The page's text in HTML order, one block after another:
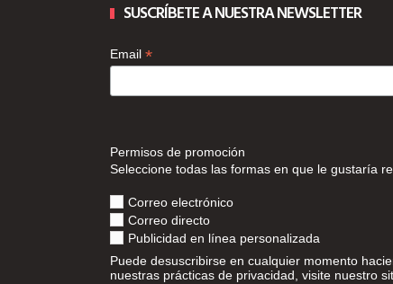
SUSCRÍBETE A NUESTRA NEWSLETTER
Email*
Permisos de promoción
Seleccione todas las formas en que le gustaría
Correo electrónico
Correo directo
Publicidad en línea personalizada
Puede desuscribirse en cualquier momento
nuestras prácticas de privacidad, visite nuestro